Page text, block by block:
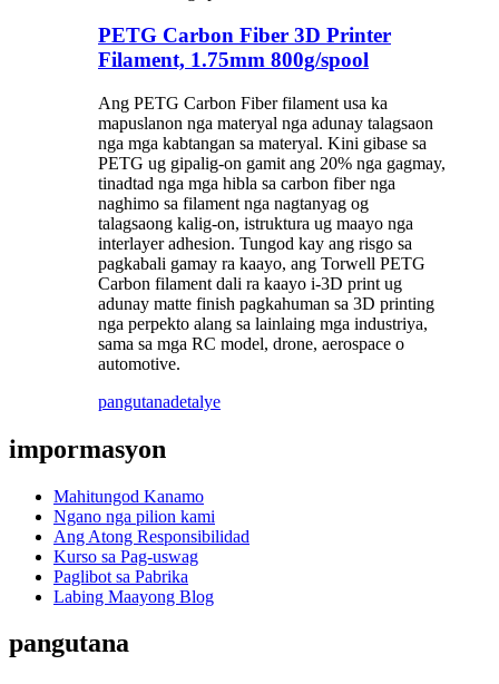
PETG Carbon Fiber 3D Printer
Filament, 1.75mm 800g/spool
Ang PETG Carbon Fiber filament usa ka
mapuslanon nga materyal nga adunay talagsaon
nga mga kabtangan sa materyal. Kini gibase sa
PETG ug gipalig-on gamit ang 20% ​​​​nga gagmay,
tinadtad nga mga hibla sa carbon fiber nga
naghimo sa filament nga nagtanyag og
talagsaong kalig-on, istruktura ug maayo nga
interlayer adhesion. Tungod kay ang risgo sa
pagkabali gamay ra kaayo, ang Torwell PETG
Carbon filament dali ra kaayo i-3D print ug
adunay matte finish pagkahuman sa 3D printing
nga perpekto alang sa lainlaing mga industriya,
sama sa mga RC model, drone, aerospace o
automotive.
pangutanadetalye
impormasyon
Mahitungod Kanamo
Ngano nga pilion kami
Ang Atong Responsibilidad
Kurso sa Pag-uswag
Paglibot sa Pabrika
Labing Maayong Blog
pangutana